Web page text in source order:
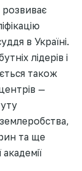
в Україні.
лідерів і
також
—
землеробства,
та ще